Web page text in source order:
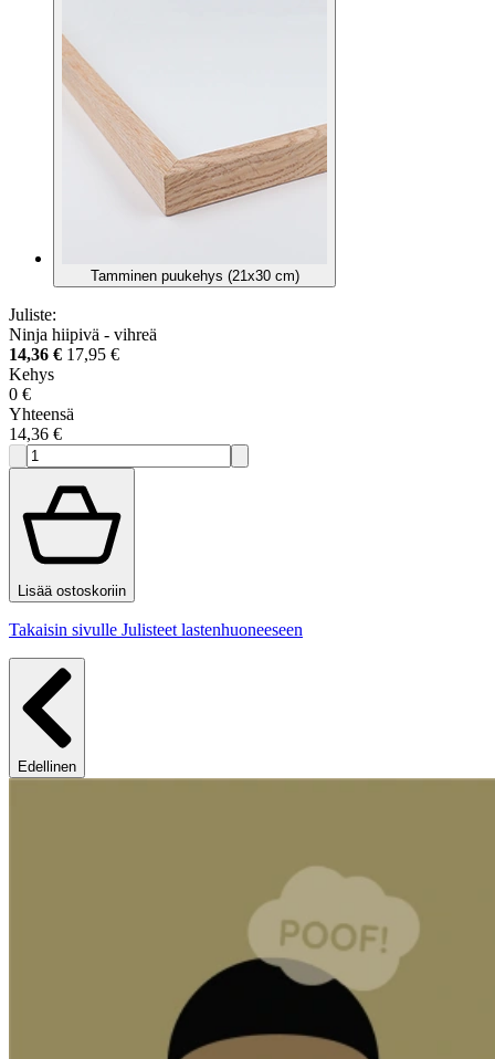
Tamminen puukehys (21x30 cm)
Juliste:
Ninja hiipivä - vihreä
14,36 € 17,95 €
Kehys
0 €
Yhteensä
14,36 €
Lisää ostoskoriin
Takaisin sivulle Julisteet lastenhuoneeseen
Edellinen